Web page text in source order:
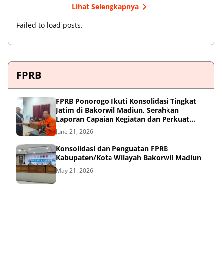
Lihat Selengkapnya
Failed to load posts.
FPRB
FPRB Ponorogo Ikuti Konsolidasi Tingkat
Jatim di Bakorwil Madiun, Serahkan
Laporan Capaian Kegiatan dan Perkuat
Sinergi Pentahelix
June 21, 2026
Konsolidasi dan Penguatan FPRB
Kabupaten/Kota Wilayah Bakorwil Madiun
May 21, 2026